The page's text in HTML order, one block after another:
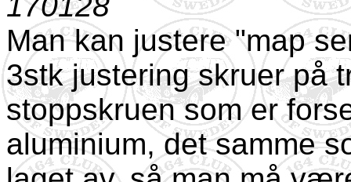
Man kan justere "map
3stk justering skruer på
stoppskruen som er
aluminium, det samme